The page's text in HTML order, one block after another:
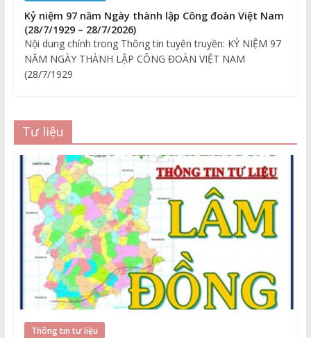
Kỷ niệm 97 năm Ngày thành lập Công đoàn Việt Nam
(28/7/1929 – 28/7/2026)
Nội dung chính trong Thông tin tuyên truyền: KỶ NIỆM 97
NĂM NGÀY THÀNH LẬP CÔNG ĐOÀN VIỆT NAM
(28/7/1929
Tư liệu
Thông tin tư liệu